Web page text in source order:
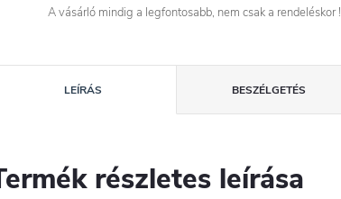
A vásárló mindig a legfontosabb, nem csak a rendeléskor !
LEÍRÁS BESZÉLGETÉS
részletes leírása